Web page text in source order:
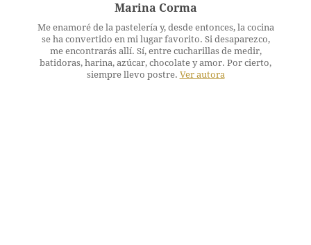
Marina Corma
Me enamoré de la pastelería y, desde entonces, la cocina
se ha convertido en mi lugar favorito. Si desaparezco,
me encontrarás allí. Sí, entre cucharillas de medir,
batidoras, harina, azúcar, chocolate y amor. Por cierto,
siempre llevo postre. Ver autora